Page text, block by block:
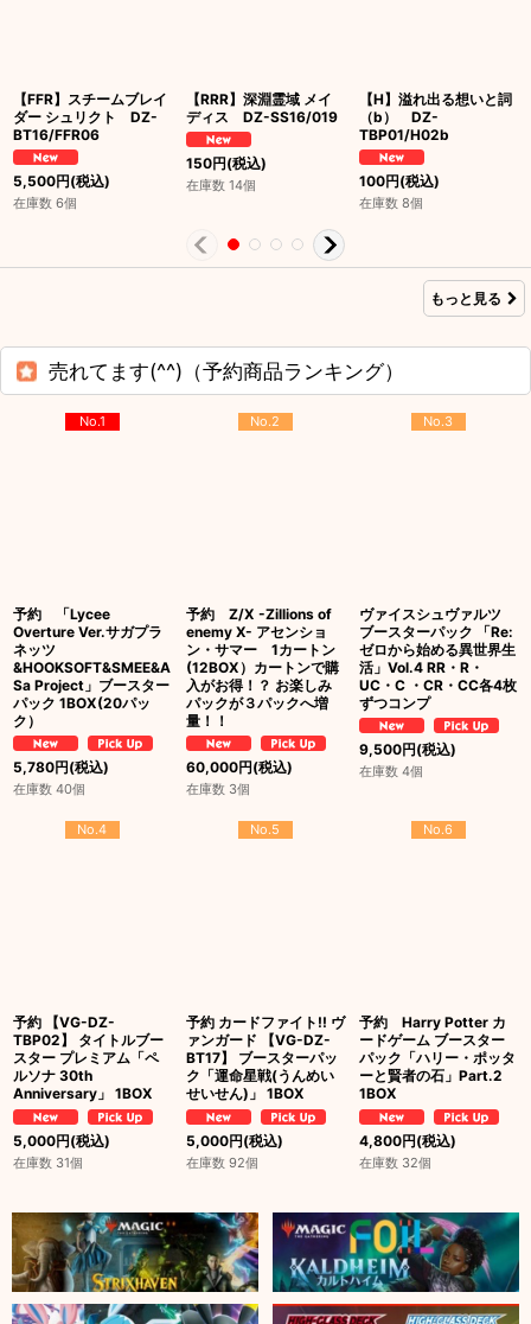
【FFR】スチームブレイ
ダー シュリクト DZ-
BT16/FFR06
5,500円(税込)
在庫数 6個
【RRR】深淵霊域 メイ
ディス DZ-SS16/019
150円(税込)
在庫数 14個
【H】溢れ出る想いと詞
（b） DZ-
TBP01/H02b
100円(税込)
在庫数 8個
もっと見る
売れてます(^^)（予約商品ランキング）
No.1
予約 「Lycee
Overture Ver.サガプラ
ネッツ
&HOOKSOFT&SMEE&A
Sa Project」ブースター
パック 1BOX(20パッ
ク）
5,780円(税込)
在庫数 40個
No.2
予約 Z/X -Zillions of
enemy X- アセンショ
ン・サマー 1カートン
(12BOX）カートンで購
入がお得！？ お楽しみ
パックが３パックへ増
量！！
60,000円(税込)
在庫数 3個
No.3
ヴァイスシュヴァルツ
ブースターパック 「Re:
ゼロから始める異世界生
活」Vol.4 RR・R・
UC・C ・CR・CC各4枚
ずつコンプ
9,500円(税込)
在庫数 4個
No.4
予約 【VG-DZ-
TBP02】 タイトルブー
スター プレミアム「ペ
ルソナ 30th
Anniversary」 1BOX
5,000円(税込)
在庫数 31個
No.5
予約 カードファイト!! ヴ
ァンガード 【VG-DZ-
BT17】 ブースターパッ
ク「運命星戦(うんめい
せいせん)」 1BOX
5,000円(税込)
在庫数 92個
No.6
予約 Harry Potter カ
ードゲーム ブースター
パック「ハリー・ポッタ
ーと賢者の石」Part.2
1BOX
4,800円(税込)
在庫数 32個